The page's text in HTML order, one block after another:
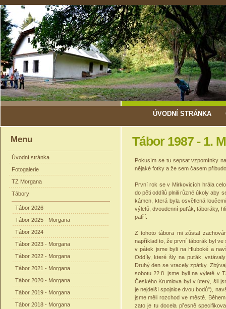
ÚVODNÍ STRÁNKA
Menu
Úvodní stránka
Fotogalerie
TZ Morgana
Tábory
Tábor 2026
Tábor 2025 - Morgana
Tábor 2024
Tábor 2023 - Morgana
Tábor 2022 - Morgana
Tábor 2021 - Morgana
Tábor 2020 - Morgana
Tábor 2019 - Morgana
Tábor 2018 - Morgana
Tábor 1987 - 1.
Pokusím se tu sepsat vzpomínky
nějaké fotky a že sem časem
První rok se v Mirkovicích hrála
do pěti oddílů plnili různé úkoly aby
kámen, která byla osvětlená
výletů, dvoudenní puťák, táboráky,
patří.
Z tohoto tábora mi zůstal
například to, že první táborák byl
v pátek jsme byli na Hluboké a
Oddíly, které šly na puťák,
Druhý den se vracely zpátky.
sobotu 22.8. jsme byli na výletě v
Českého Krumlova byl v úterý, šli
je nejdelší spojnice dvou bodů"),
jsme měli rozchod ve městě.
zato je tu docela přesně